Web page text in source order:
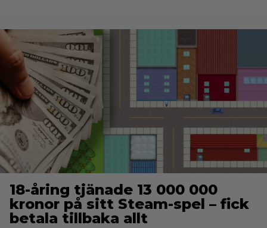
18-åring tjänade 13 000 000
kronor på sitt Steam-spel – fick
betala tillbaka allt